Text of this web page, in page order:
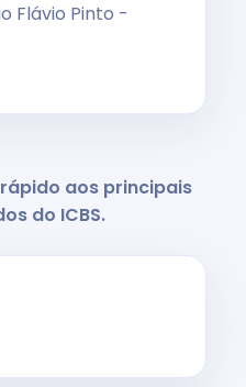
Flávio Pinto -
aos principais
do ICBS.